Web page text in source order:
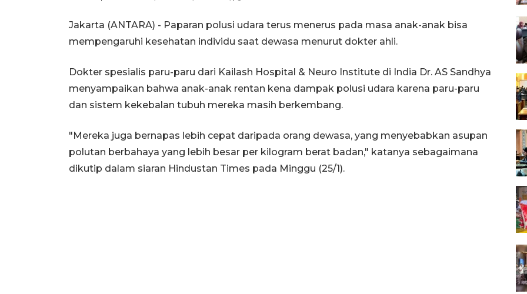
Jakarta (ANTARA) - Paparan polusi udara terus menerus pada masa anak-anak bisa
mempengaruhi kesehatan individu saat dewasa menurut dokter ahli.
Dokter spesialis paru-paru dari Kailash Hospital & Neuro Institute di India Dr. AS Sandhya
menyampaikan bahwa anak-anak rentan kena dampak polusi udara karena paru-paru
dan sistem kekebalan tubuh mereka masih berkembang.
"Mereka juga bernapas lebih cepat daripada orang dewasa, yang menyebabkan asupan
polutan berbahaya yang lebih besar per kilogram berat badan," katanya sebagaimana
dikutip dalam siaran Hindustan Times pada Minggu (25/1).